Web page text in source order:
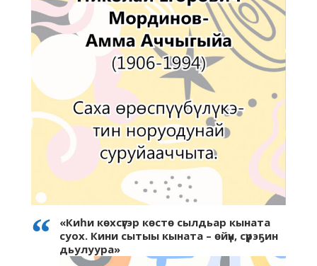
«Киһи көхсүгэр көстө сылдьар кыната
суох. Кини сытыы кыната – өйүн, сүрэҕин
дьулуура»